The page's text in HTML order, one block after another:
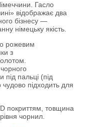
Гасло
відображає два
бізнесу —
німецьку якість.
рожевим
з
під пальці (під
підходить для
покриттям, товщина
чорнил.